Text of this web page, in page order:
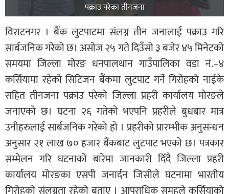
पक्राउ परेका तीनजना
विराटनगर । बैंक लुटपाटमा संलग्न तीन जनालाई पक्राउ गरि
सार्बजनिक गरेको छ। असोज २५ गते दिउँसो ३ बजेर ४५ मिनेटको
समयमा जिल्ला मोरङ धनपालथान गाउँपालिका वडा नं.–४
कर्सियामा रहेको सिटिजन बैंकमा लुटपाट गर्ने गिरोहको नाईके
सहित तीनजना पक्राउ परेको जिल्ला प्रहरी कार्यालय मोरङले
जनाएको छ। घटना २६ गतेको भएपनि प्रहरीले बुधबार मात्र
उनीहरुलाई सार्बजनिक गरेको हो । प्रहरीको प्रारम्भीक अनुसन्धन
अनुसार २१ लाख ७० हजार बैंकबाट लुटपाट भएको छ। पत्रकार
सम्मेलन गरि घटनाको बारेमा जानकारी दिँदै जिल्ला प्रहरी
कार्यालय मोरङका एसपी जनार्दन जिसीले घटनामा भारतीय